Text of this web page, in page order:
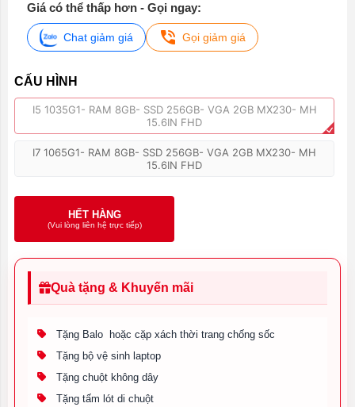
Giá có thể thấp hơn - Gọi ngay:
Chat giảm giá Gọi giảm giá
CẤU HÌNH
I5 1035G1- RAM 8GB- SSD 256GB- VGA 2GB MX230- MH
15.6IN FHD
I7 1065G1- RAM 8GB- SSD 256GB- VGA 2GB MX230- MH
15.6IN FHD
HẾT HÀNG
(Vui lòng liên hệ trực tiếp)
Quà tặng & Khuyến mãi
Tặng Balo hoặc cặp xách thời trang chống sốc
Tặng bộ vệ sinh laptop
Tặng chuột không dây
Tặng tấm lót di chuột